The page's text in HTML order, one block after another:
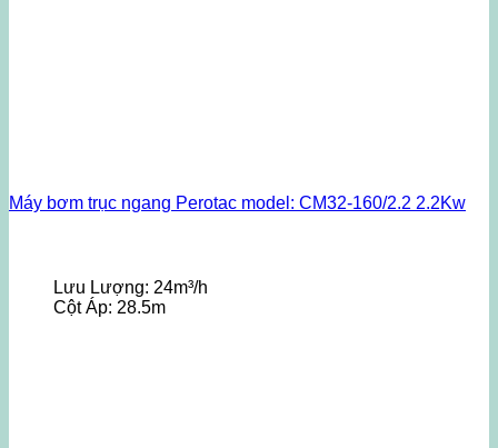
Máy bơm trục ngang Perotac model: CM32-160/2.2 2.2Kw
Lưu Lượng: 24m³/h
Cột Áp: 28.5m